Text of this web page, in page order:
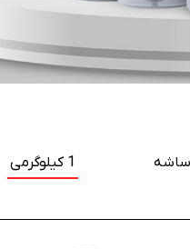
1 کیلوگرمی ساشه